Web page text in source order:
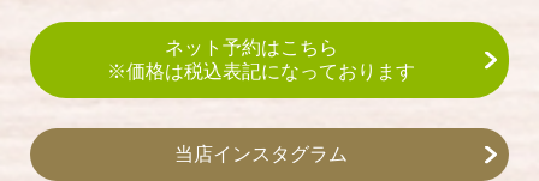
ネット予約はこちら
※価格は税込表記になっております
当店インスタグラム